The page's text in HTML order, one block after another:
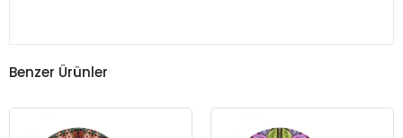
Benzer Ürünler